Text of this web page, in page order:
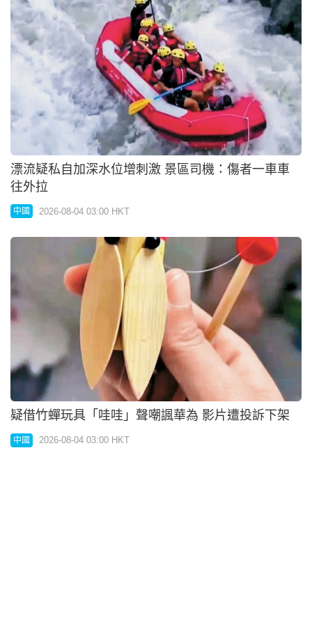
漂流疑私自加深水位增刺激 景區司機：傷者一車車
往外拉
中國 2026-08-04 03:00 HKT
疑借竹蟬玩具「哇哇」聲嘲諷華為 影片遭投訴下架
中國 2026-08-04 03:00 HKT